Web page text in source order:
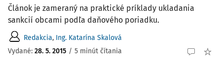
Článok je zameraný na praktické príklady ukladania
sankcií obcami podľa daňového poriadku.
Redakcia, Ing. Katarína Skalová
Vydané: 28. 5. 2015 / 5 minút čítania